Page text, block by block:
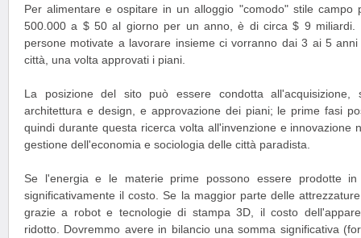
Per alimentare e ospitare in un alloggio "comodo" stile campo
500.000 a $ 50 al giorno per un anno, è di circa $ 9 miliardi.
persone motivate a lavorare insieme ci vorranno dai 3 ai 5
città, una volta approvati i piani.
La posizione del sito può essere condotta all'acquisizione,
architettura e design, e approvazione dei piani; le prime fasi
quindi durante questa ricerca volta all'invenzione e innovazione
gestione dell'economia e sociologia delle città paradista.
Se l'energia e le materie prime possono essere prodotte
significativamente il costo. Se la maggior parte delle
grazie a robot e tecnologie di stampa 3D, il costo
ridotto. Dovremmo avere in bilancio una somma significativa